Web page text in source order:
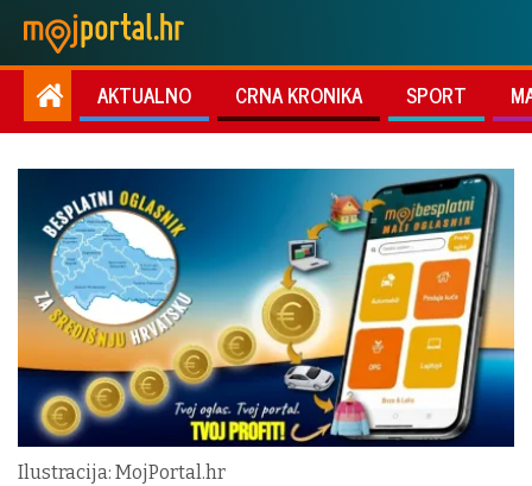
AKTUALNO CRNA KRONIKA SPORT
Ilustracija: MojPortal.hr